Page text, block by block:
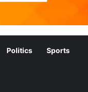
Politics Sports